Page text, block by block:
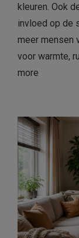
kleuren. Ook
invloed op de
meer mensen
voor warmte,
more